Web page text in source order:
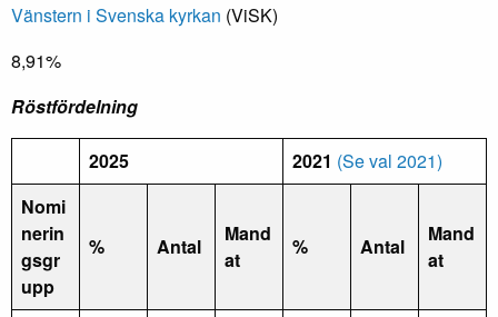
Vänstern i Svenska kyrkan (ViSK)
8,91%
Röstfördelning
2025 2021 (Se val 2021)
Nomi
nerin
gsgr
upp
% Antal
Mand
at
% Antal
Mand
at